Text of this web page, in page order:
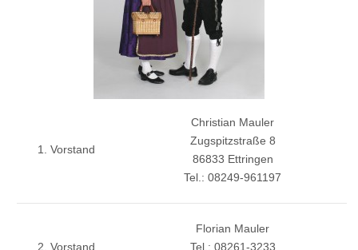
1. Vorstand
Christian Mauler
Zugspitzstraße 8
86833 Ettringen
Tel.: 08249-961197
2. Vorstand
Florian Mauler
Tel.: 08261-3233